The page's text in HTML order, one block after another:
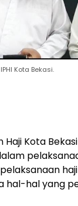
Kota Bekasi.
Kota
hal-hal yang